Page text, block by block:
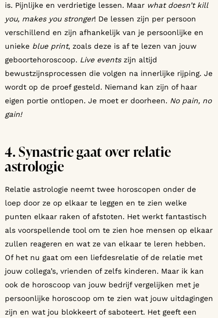
is. Pijnlijke en verdrietige lessen. Maar what doesn’t kill
you, makes you stronger! De lessen zijn per persoon
verschillend en zijn afhankelijk van je persoonlijke en
unieke blue print, zoals deze is af te lezen van jouw
geboortehoroscoop. Live eventszijn altijd
bewustzijnsprocessen die volgen na innerlijke rijping. Je
wordt op de proef gesteld. Niemand kan zijn of haar
eigen portie ontlopen. Je moet er doorheen. No pain, no
gain!
4. Synastrie gaat over relatie
astrologie
Relatie astrologie neemt twee horoscopen onder de
loep door ze op elkaar te leggen en te zien welke
punten elkaar raken of afstoten. Het werkt fantastisch
als voorspellende tool om te zien hoe mensen op elkaar
zullen reageren en wat ze van elkaar te leren hebben.
Of het nu gaat om een liefdesrelatie of de relatie met
jouw collega’s, vrienden of zelfs kinderen. Maar ik kan
ook de horoscoop van jouw bedrijf vergelijken met je
persoonlijke horoscoop om te zien wat jouw uitdagingen
zijn en wat jou blokkeert of saboteert. Het geeft een